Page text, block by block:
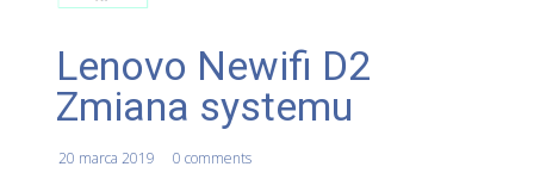
Lenovo Newifi D2
Zmiana systemu
20 marca 2019 0 comments